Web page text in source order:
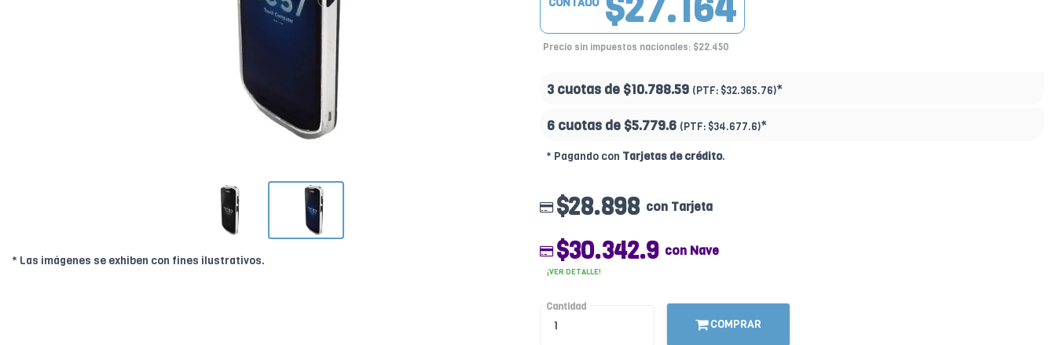
* Las imágenes se exhiben con fines ilustrativos.
Precio sin impuestos nacionales: $22.450
3 cuotas de $10.788.59 (PTF: $32.365.76)*
6 cuotas de $5.779.6 (PTF: $34.677.6)*
* Pagando con Tarjetas de crédito.
$28.898 con Tarjeta
$30.342.9 con Nave
¡VER DETALLE!
Cantidad
COMPRAR